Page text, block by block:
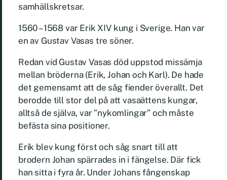
samhällskretsar.
1560 – 1568 var Erik XIV kung i Sverige. Han var
en av Gustav Vasas tre söner.
Redan vid Gustav Vasas död uppstod missämja
mellan bröderna (Erik, Johan och Karl). De hade
det gemensamt att de såg fiender överallt. Det
berodde till stor del på att vasaättens kungar,
alltså de själva, var ”nykomlingar” och måste
befästa sina positioner.
Erik blev kung först och såg snart till att
brodern Johan spärrades in i fängelse. Där fick
han sitta i fyra år. Under Johans fångenskap